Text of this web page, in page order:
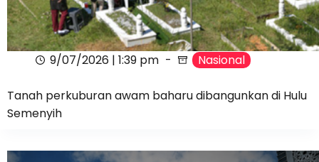
9/07/2026 | 1:39 pm Nasional
Tanah perkuburan awam baharu dibangunkan di Hulu
Semenyih